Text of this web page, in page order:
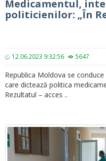
Medicamentul,
politicienilor: „În
12.06.2023 9:32:56 5647
Republica Moldova se
care dictează politica
Rezultatul – acces ..